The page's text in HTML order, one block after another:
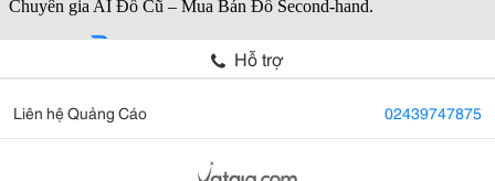
Hỗ trợ
Liên hệ Quảng Cáo 02439747875